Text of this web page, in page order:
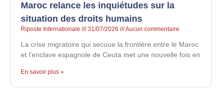
Maroc relance les inquiétudes sur la
situation des droits humains
Riposte Internationale 31/07/2026 Aucun commentaire
La crise migratoire qui secoue la frontière entre le Maroc
et l’enclave espagnole de Ceuta met une nouvelle fois en
En savoir plus »